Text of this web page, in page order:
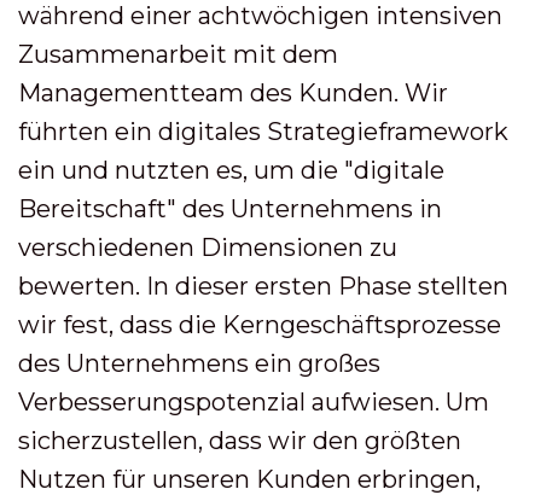
während einer achtwöchigen intensiven
Zusammenarbeit mit dem
Managementteam des Kunden. Wir
führten ein digitales Strategieframework
ein und nutzten es, um die "digitale
Bereitschaft" des Unternehmens in
verschiedenen Dimensionen zu
bewerten. In dieser ersten Phase stellten
wir fest, dass die Kerngeschäftsprozesse
des Unternehmens ein großes
Verbesserungspotenzial aufwiesen. Um
sicherzustellen, dass wir den größten
Nutzen für unseren Kunden erbringen,